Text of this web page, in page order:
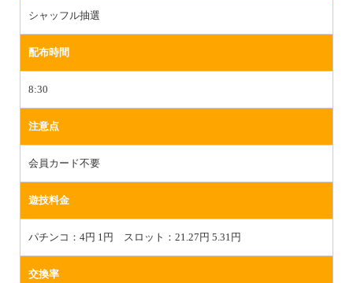
シャッフル抽選
配布時間
8:30
注意点
会員カード不要
遊技料金
パチンコ：4円 1円 スロット：21.27円 5.31円
交換率